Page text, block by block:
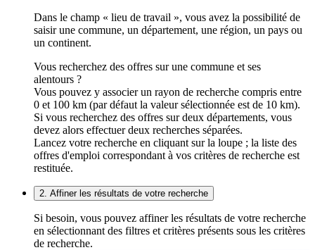
Dans le champ « lieu de travail », vous avez la possibilité de
saisir une commune, un département, une région, un pays ou
un continent.
Vous recherchez des offres sur une commune et ses
alentours ?
Vous pouvez y associer un rayon de recherche compris entre
0 et 100 km (par défaut la valeur sélectionnée est de 10 km).
Si vous recherchez des offres sur deux départements, vous
devez alors effectuer deux recherches séparées.
Lancez votre recherche en cliquant sur la loupe ; la liste des
offres d'emploi correspondant à vos critères de recherche est
restituée.
2. Affiner les résultats de votre recherche
Si besoin, vous pouvez affiner les résultats de votre recherche
en sélectionnant des filtres et critères présents sous les critères
de recherche.